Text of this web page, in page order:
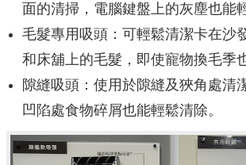
面的清掃，電腦鍵盤上的灰塵也能
毛髮專用吸頭：可輕鬆清潔卡在沙
和床舖上的毛髮，即使寵物換毛季
隙縫吸頭：使用於隙縫及狹角處清
凹陷處食物碎屑也能輕鬆清除。